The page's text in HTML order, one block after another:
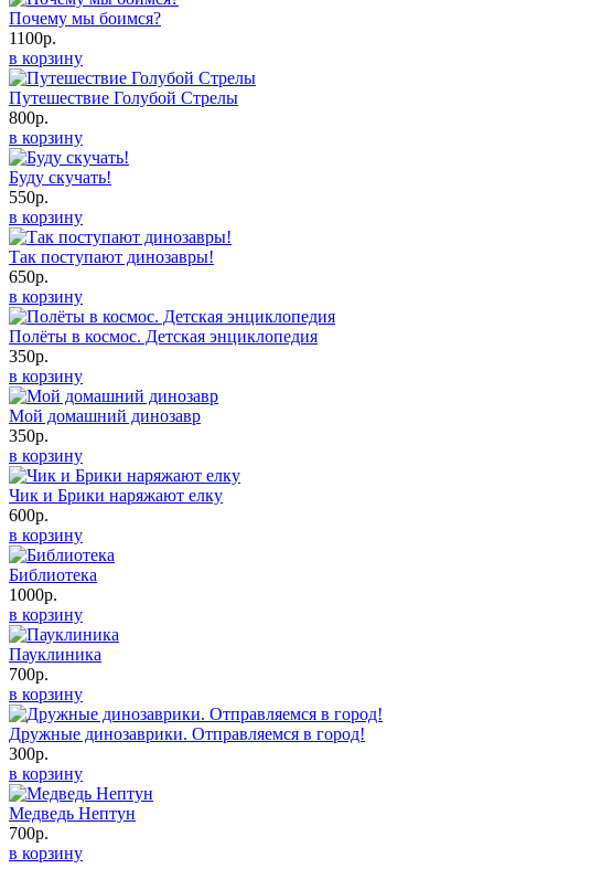
Почему мы боимся?
1100р.
в корзину
Путешествие Голубой Стрелы
800р.
в корзину
Буду скучать!
550р.
в корзину
Так поступают динозавры!
650р.
в корзину
Полёты в космос. Детская энциклопедия
350р.
в корзину
Мой домашний динозавр
350р.
в корзину
Чик и Брики наряжают елку
600р.
в корзину
Библиотека
1000р.
в корзину
Пауклиника
700р.
в корзину
Дружные динозаврики. Отправляемся в город!
300р.
в корзину
Медведь Нептун
700р.
в корзину